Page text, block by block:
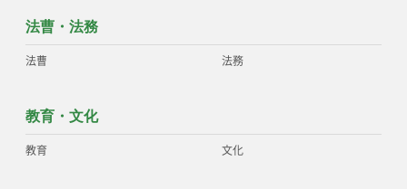
法曹・法務
法曹 法務
教育・文化
教育 文化